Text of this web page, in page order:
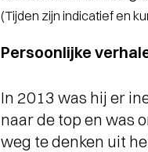
(Tijden zijn indicatief en
Persoonlijke
In 2013 was hij er
naar de top en was
weg te denken uit